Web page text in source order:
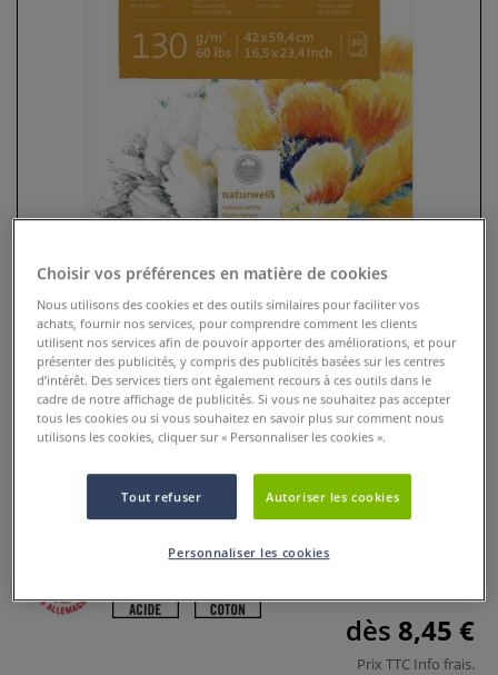
Bloc esquisse/pastels
Hahnemuehle
0 Commentaires
convient aux pastels, aux sanguines, aux fusains et crayons
Plus
dès 8,45 €
Prix TTC Info frais.
Choisir vos préférences en matière de cookies
Nous utilisons des cookies et des outils similaires pour faciliter vos
achats, fournir nos services, pour comprendre comment les clients
utilisent nos services afin de pouvoir apporter des améliorations, et pour
présenter des publicités, y compris des publicités basées sur les centres
d’intérêt. Des services tiers ont également recours à ces outils dans le
cadre de notre affichage de publicités. Si vous ne souhaitez pas accepter
tous les cookies ou si vous souhaitez en savoir plus sur comment nous
utilisons les cookies, cliquer sur « Personnaliser les cookies ».
Tout refuser Autoriser les cookies
Personnaliser les cookies